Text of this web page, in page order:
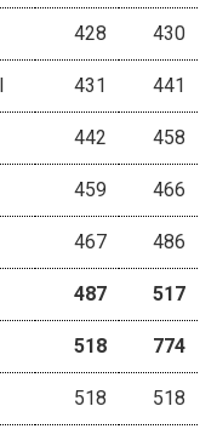
428 430
431 441
442 458
459 466
467 486
487 517
518 774
518 518